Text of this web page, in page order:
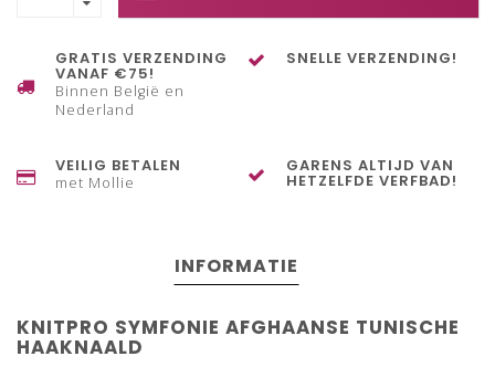
GRATIS VERZENDING
VANAF €75!
Binnen België en
Nederland
SNELLE VERZENDING!
VEILIG BETALEN
met Mollie
GARENS ALTIJD VAN
HETZELFDE VERFBAD!
INFORMATIE
KNITPRO SYMFONIE AFGHAANSE TUNISCHE
HAAKNAALD